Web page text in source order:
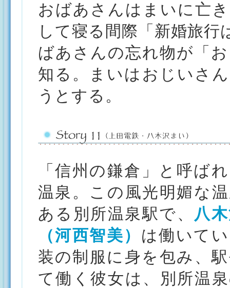
おばあさんはまいに亡
して寝る間際「新婚旅
ばあさんの忘れ物が「
知る。まいはおじいさ
うとする。
「信州の鎌倉」と呼ば
温泉。この風光明媚な
ある別所温泉駅で、 八
（河西智美） は働いて
装の制服に身を包み、
て働く彼女は、別所温